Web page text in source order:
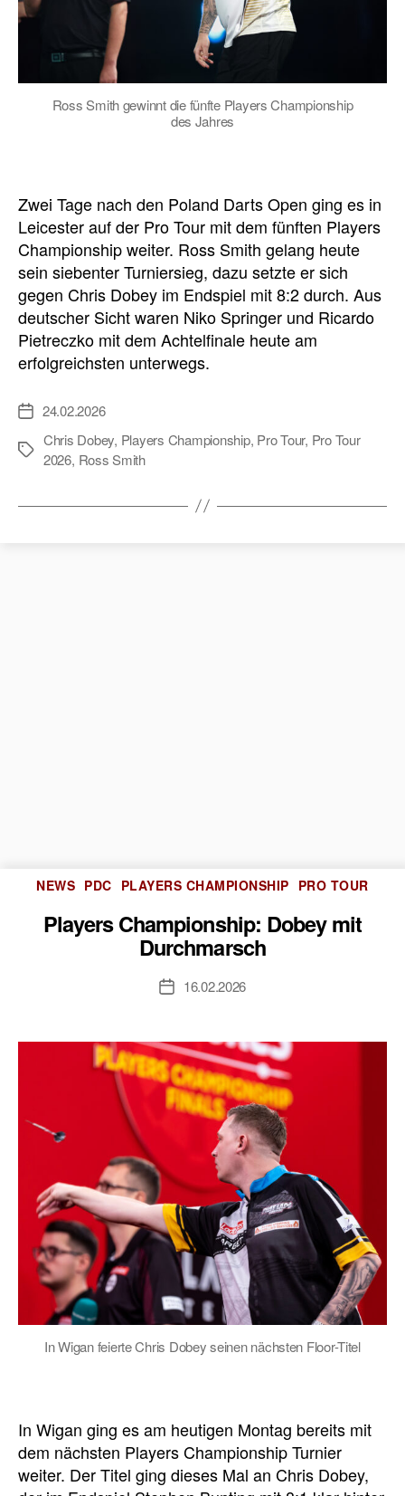
Ross Smith gewinnt die fünfte Players Championship
des Jahres
Zwei Tage nach den Poland Darts Open ging es in
Leicester auf der Pro Tour mit dem fünften Players
Championship weiter. Ross Smith gelang heute
sein siebenter Turniersieg, dazu setzte er sich
gegen Chris Dobey im Endspiel mit 8:2 durch. Aus
deutscher Sicht waren Niko Springer und Ricardo
Pietreczko mit dem Achtelfinale heute am
erfolgreichsten unterwegs.
Veröffentlichungsdatum
24.02.2026
Schlagwörter
Chris Dobey, Players Championship, Pro Tour, Pro Tour
2026, Ross Smith
Kategorien
NEWS PDC PLAYERS CHAMPIONSHIP PRO TOUR
Players Championship: Dobey mit
Durchmarsch
Veröffentlichungsdatum
16.02.2026
In Wigan feierte Chris Dobey seinen nächsten Floor-Titel
In Wigan ging es am heutigen Montag bereits mit
dem nächsten Players Championship Turnier
weiter. Der Titel ging dieses Mal an Chris Dobey,